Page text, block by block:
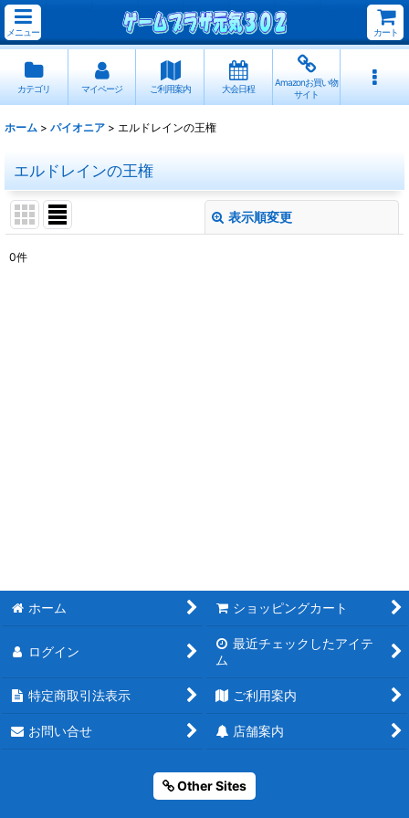
メニュー カート
カテゴリ マイページ ご利用案内 大会日程
Amazonお買い物
サイト
ホーム > パイオニア > エルドレインの王権
エルドレインの王権
表示順変更
0件
ホーム ショッピングカート
ログイン
最近チェックしたアイテ
ム
特定商取引法表示 ご利用案内
お問い合せ 店舗案内
Other Sites